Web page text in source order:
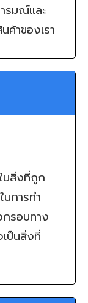
ารมณ์และ
าของเรา
นสิ่งที่ถูก
นการทำ
รอบทาง
ป็นสิ่งที่